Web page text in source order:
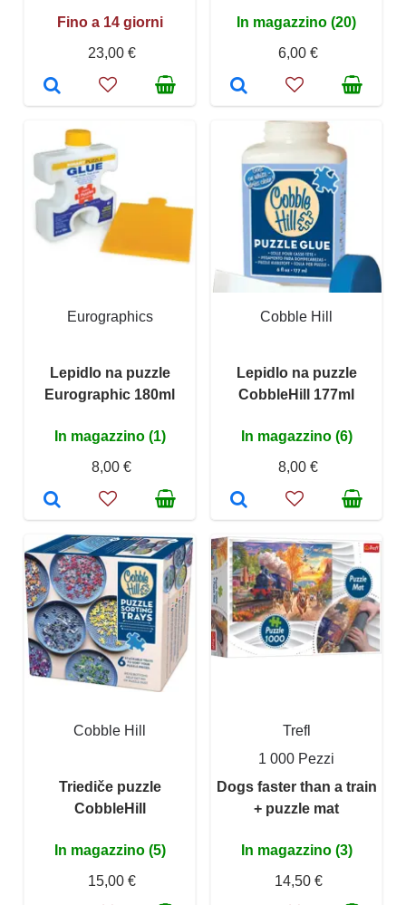
Fino a 14 giorni
23,00 €
In magazzino (20)
6,00 €
Eurographics
Lepidlo na puzzle
Eurographic 180ml
In magazzino (1)
8,00 €
Cobble Hill
Lepidlo na puzzle
CobbleHill 177ml
In magazzino (6)
8,00 €
Cobble Hill
Triediče puzzle
CobbleHill
In magazzino (5)
15,00 €
Trefl
1 000 Pezzi
Dogs faster than a train
+ puzzle mat
In magazzino (3)
14,50 €